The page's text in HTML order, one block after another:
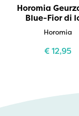
Horomia
Blue-Fior di
Horomia
€12,95